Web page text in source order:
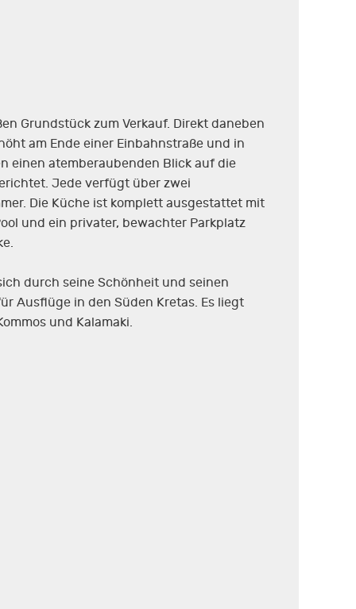
Grundstück zum Verkauf. Direkt daneben
am Ende einer Einbahnstraße und in
einen atemberaubenden Blick auf die
Jede verfügt über zwei
Die Küche ist komplett ausgestattet mit
und ein privater, bewachter Parkplatz
durch seine Schönheit und seinen
Ausflüge in den Süden Kretas. Es liegt
und Kalamaki.